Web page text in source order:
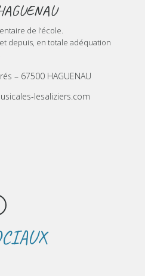
de l’école.
depuis, en totale adéquation
– 67500 HAGUENAU
lesaliziers.com